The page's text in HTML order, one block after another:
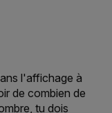
l'affichage à
de combien de
tu dois